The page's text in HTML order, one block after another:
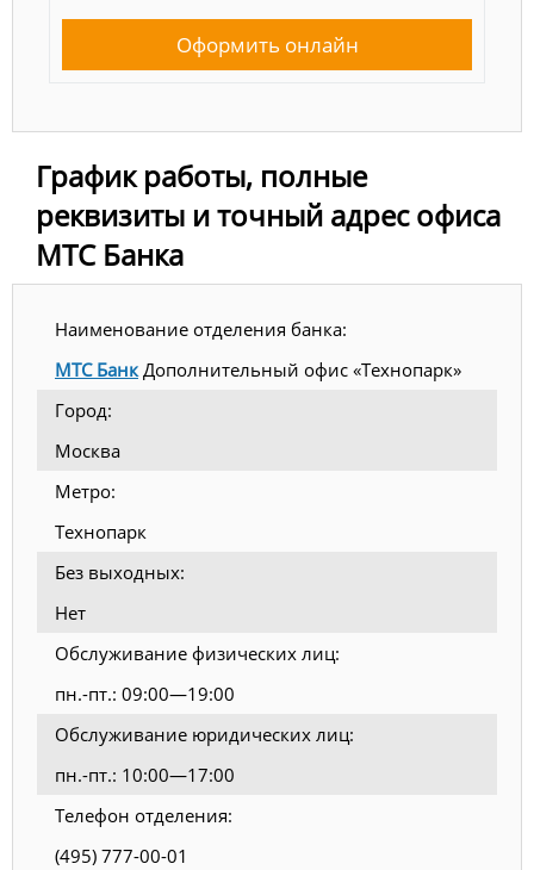
Оформить онлайн
График работы, полные
реквизиты и точный адрес офиса
МТС Банка
Наименование отделения банка:
МТС БанкДополнительный офис «Технопарк»
Город:
Москва
Метро:
Технопарк
Без выходных:
Нет
Обслуживание физических лиц:
пн.-пт.: 09:00—19:00
Обслуживание юридических лиц:
пн.-пт.: 10:00—17:00
Телефон отделения:
(495) 777-00-01